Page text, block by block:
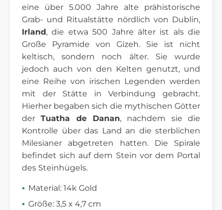
eine über 5.000 Jahre alte prähistorische
Grab- und Ritualstätte nördlich von Dublin,
Irland, die etwa 500 Jahre älter ist als die
Große Pyramide von Gizeh. Sie ist nicht
keltisch, sondern noch älter. Sie wurde
jedoch auch von den Kelten genutzt, und
eine Reihe von irischen Legenden werden
mit der Stätte in Verbindung gebracht.
Hierher begaben sich die mythischen Götter
derTuatha de Danan, nachdem sie die
Kontrolle über das Land an die sterblichen
Milesianer abgetreten hatten. Die Spirale
befindet sich auf dem Stein vor dem Portal
des Steinhügels.
Material: 14k Gold
Größe: 3,5 x 4,7 cm